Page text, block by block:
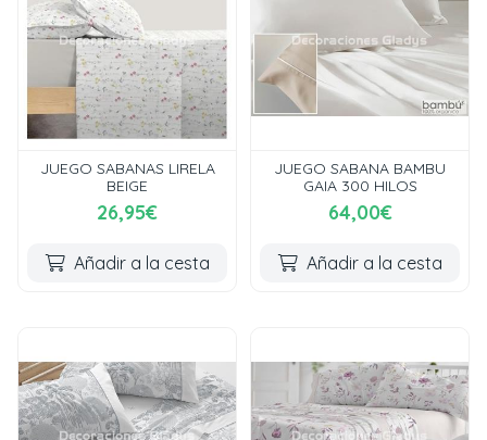
JUEGO SABANAS LIRELA
BEIGE
26,95€
Añadir a la cesta
JUEGO SABANA BAMBU
GAIA 300 HILOS
64,00€
Añadir a la cesta